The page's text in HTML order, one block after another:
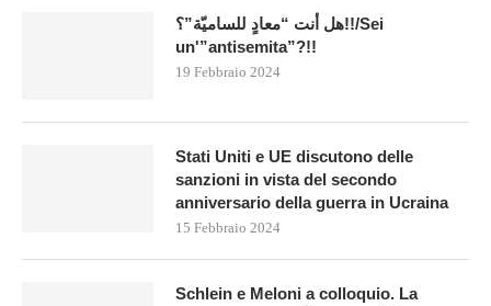
هل أنت “معادٍ للساميّة”؟!!/Sei
un'”antisemita”?!!
19 Febbraio 2024
Stati Uniti e UE discutono delle
sanzioni in vista del secondo
anniversario della guerra in Ucraina
15 Febbraio 2024
Schlein e Meloni a colloquio. La